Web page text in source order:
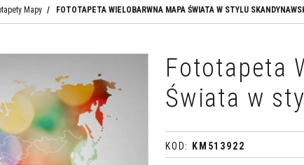
Mapy / FOTOTAPETA WIELOBARWNA MAPA ŚWIATA W STYLU
Fototapeta
Świata w
KOD: KM513922